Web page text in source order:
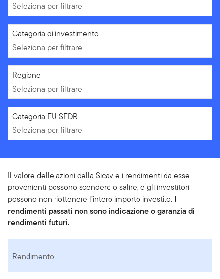
Seleziona per filtrare
Seleziona per filtrare
Categoria di investimento
Seleziona per filtrare
Seleziona per filtrare
Regione
Seleziona per filtrare
Seleziona per filtrare
Categoria EU SFDR
Seleziona per filtrare
Il valore delle azioni della Sicav e i rendimenti da esse
provenienti possono scendere o salire, e gli investitori
possono non riottenere l’intero importo investito. I
rendimenti passati non sono indicazione o garanzia di
rendimenti futuri.
Rendimento